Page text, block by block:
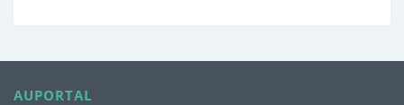
AUPORTAL